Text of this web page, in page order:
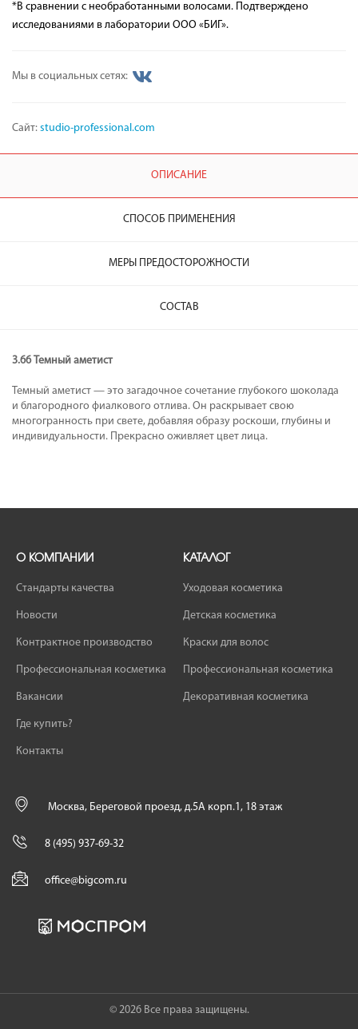
*В сравнении с необработанными волосами. Подтверждено
исследованиями в лаборатории ООО «БИГ».
Мы в социальных сетях:
Сайт: studio-professional.com
ОПИСАНИЕ
СПОСОБ ПРИМЕНЕНИЯ
МЕРЫ ПРЕДОСТОРОЖНОСТИ
СОСТАВ
3.66 Темный аметист
Темный аметист — это загадочное сочетание глубокого шоколада
и благородного фиалкового отлива. Он раскрывает свою
многогранность при свете, добавляя образу роскоши, глубины и
индивидуальности. Прекрасно оживляет цвет лица.
О КОМПАНИИ
Стандарты качества
Новости
Контрактное производство
Профессиональная косметика
Вакансии
Где купить?
Контакты
КАТАЛОГ
Уходовая косметика
Детская косметика
Краски для волос
Профессиональная косметика
Декоративная косметика
Москва, Береговой проезд, д.5А корп.1, 18 этаж
8 (495) 937-69-32
office@bigcom.ru
© 2026 Все права защищены.